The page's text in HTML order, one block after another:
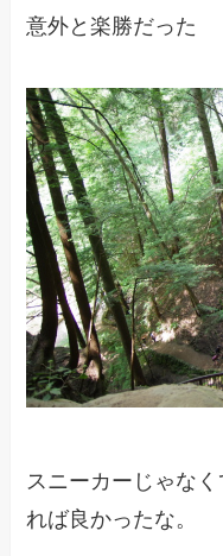
意外と楽勝だった
スニーカーじゃな
れば良かったな。